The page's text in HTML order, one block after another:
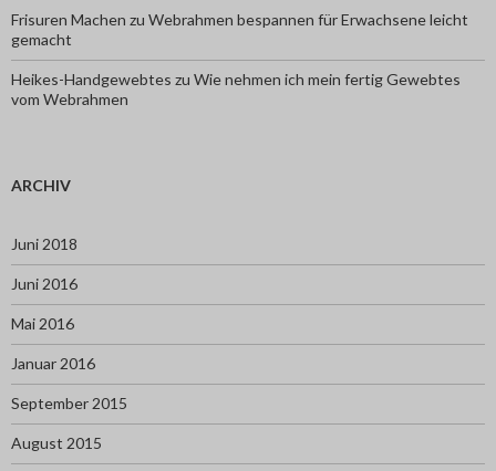
Frisuren Machen zu Webrahmen bespannen für Erwachsene leicht
gemacht
Heikes-Handgewebtes zu Wie nehmen ich mein fertig Gewebtes
vom Webrahmen
ARCHIV
Juni 2018
Juni 2016
Mai 2016
Januar 2016
September 2015
August 2015